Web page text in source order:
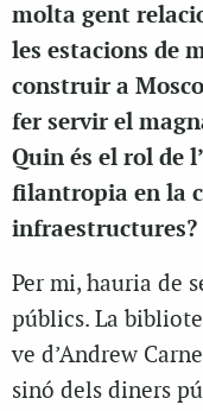
molta gent
les estacions de
construir a
fer servir el
Quin és el rol de
filantropia en la
infraestructures?
Per mi, hauria de
públics. La
ve d’Andrew
sinó dels diners